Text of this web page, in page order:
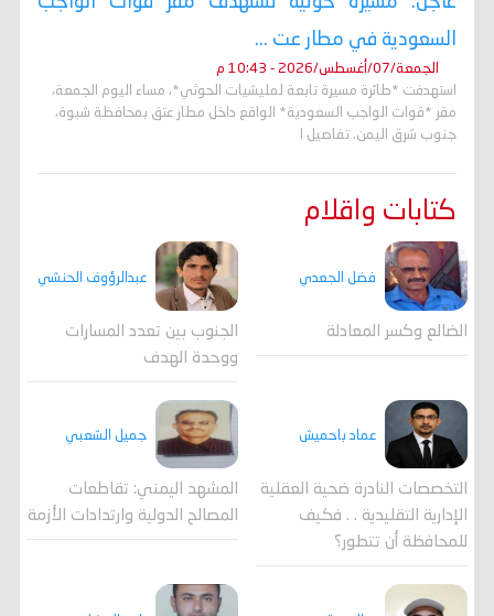
السعودية في مطار عت ...
الجمعة/07/أغسطس/2026 - 10:43 م
استهدفت *طائرة مسيرة تابعة لمليشيات الحوثي*، مساء اليوم الجمعة،
مقر *قوات الواجب السعودية* الواقع داخل مطار عتق بمحافظة شبوة،
جنوب شرق اليمن. تفاصيل ا
كتابات واقلام
فضل الجعدي
الضالع وكسر المعادلة
عبدالرؤوف الحنشي
الجنوب بين تعدد المسارات
ووحدة الهدف
عماد باحميش
التخصصات النادرة ضحية العقلية
الإدارية التقليدية . . فكيف
للمحافظة أن تتطور؟
جميل الشعبي
المشهد اليمني: تقاطعات
المصالح الدولية وارتدادات الأزمة